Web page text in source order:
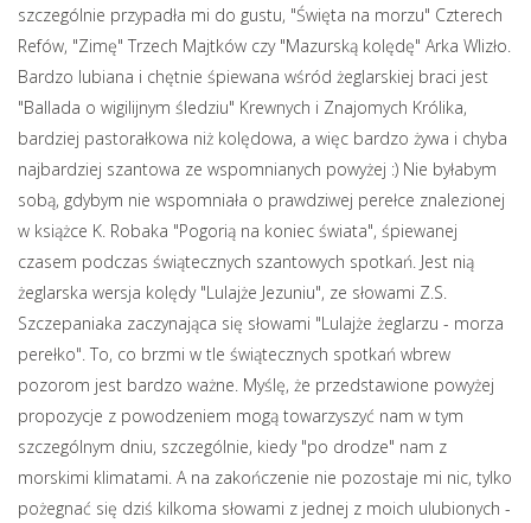
szczególnie przypadła mi do gustu, "Święta na morzu" Czterech
Refów, "Zimę" Trzech Majtków czy "Mazurską kolędę" Arka Wlizło.
Bardzo lubiana i chętnie śpiewana wśród żeglarskiej braci jest
"Ballada o wigilijnym śledziu" Krewnych i Znajomych Królika,
bardziej pastorałkowa niż kolędowa, a więc bardzo żywa i chyba
najbardziej szantowa ze wspomnianych powyżej :) Nie byłabym
sobą, gdybym nie wspomniała o prawdziwej perełce znalezionej
w książce K. Robaka "Pogorią na koniec świata", śpiewanej
czasem podczas świątecznych szantowych spotkań. Jest nią
żeglarska wersja kolędy "Lulajże Jezuniu", ze słowami Z.S.
Szczepaniaka zaczynająca się słowami "Lulajże żeglarzu - morza
perełko". To, co brzmi w tle świątecznych spotkań wbrew
pozorom jest bardzo ważne. Myślę, że przedstawione powyżej
propozycje z powodzeniem mogą towarzyszyć nam w tym
szczególnym dniu, szczególnie, kiedy "po drodze" nam z
morskimi klimatami. A na zakończenie nie pozostaje mi nic, tylko
pożegnać się dziś kilkoma słowami z jednej z moich ulubionych -